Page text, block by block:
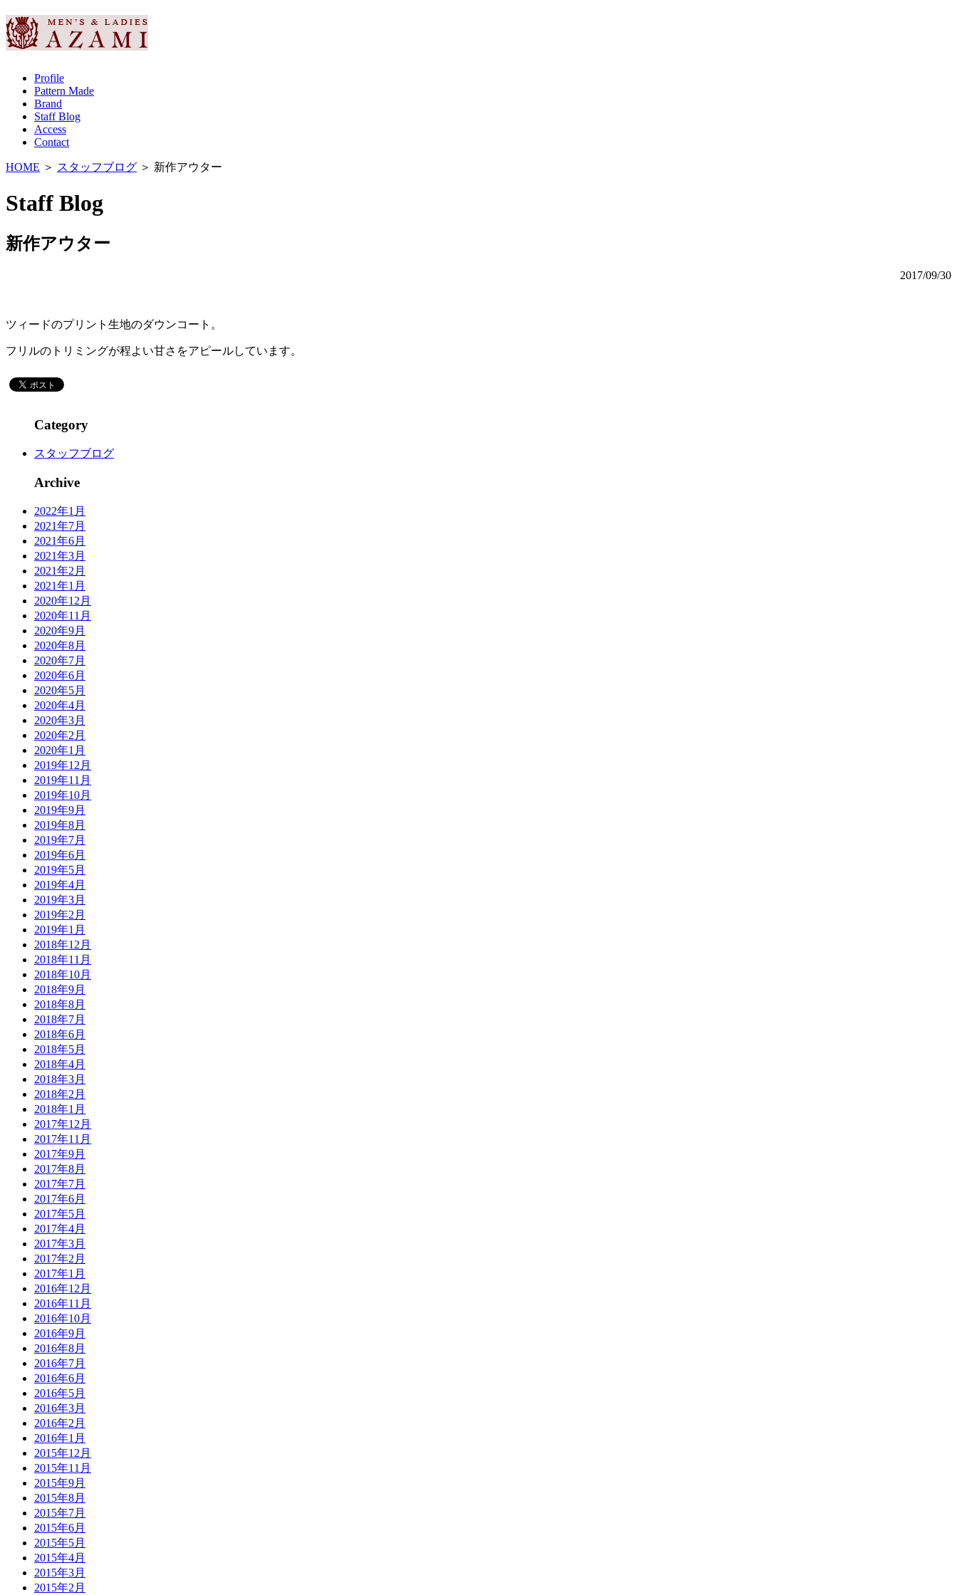
Profile
Pattern Made
Brand
Staff Blog
Access
Contact
HOME ＞ スタッフブログ ＞ 新作アウター
Staff Blog
新作アウター
2017/09/30
ツィードのプリント生地のダウンコート。
フリルのトリミングが程よい甘さをアピールしています。
Category
スタッフブログ
Archive
2022年1月
2021年7月
2021年6月
2021年3月
2021年2月
2021年1月
2020年12月
2020年11月
2020年9月
2020年8月
2020年7月
2020年6月
2020年5月
2020年4月
2020年3月
2020年2月
2020年1月
2019年12月
2019年11月
2019年10月
2019年9月
2019年8月
2019年7月
2019年6月
2019年5月
2019年4月
2019年3月
2019年2月
2019年1月
2018年12月
2018年11月
2018年10月
2018年9月
2018年8月
2018年7月
2018年6月
2018年5月
2018年4月
2018年3月
2018年2月
2018年1月
2017年12月
2017年11月
2017年9月
2017年8月
2017年7月
2017年6月
2017年5月
2017年4月
2017年3月
2017年2月
2017年1月
2016年12月
2016年11月
2016年10月
2016年9月
2016年8月
2016年7月
2016年6月
2016年5月
2016年3月
2016年2月
2016年1月
2015年12月
2015年11月
2015年9月
2015年8月
2015年7月
2015年6月
2015年5月
2015年4月
2015年3月
2015年2月